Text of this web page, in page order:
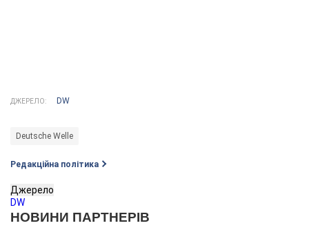
ДЖЕРЕЛО: DW
Deutsche Welle
Редакційна політика
Джерело
DW